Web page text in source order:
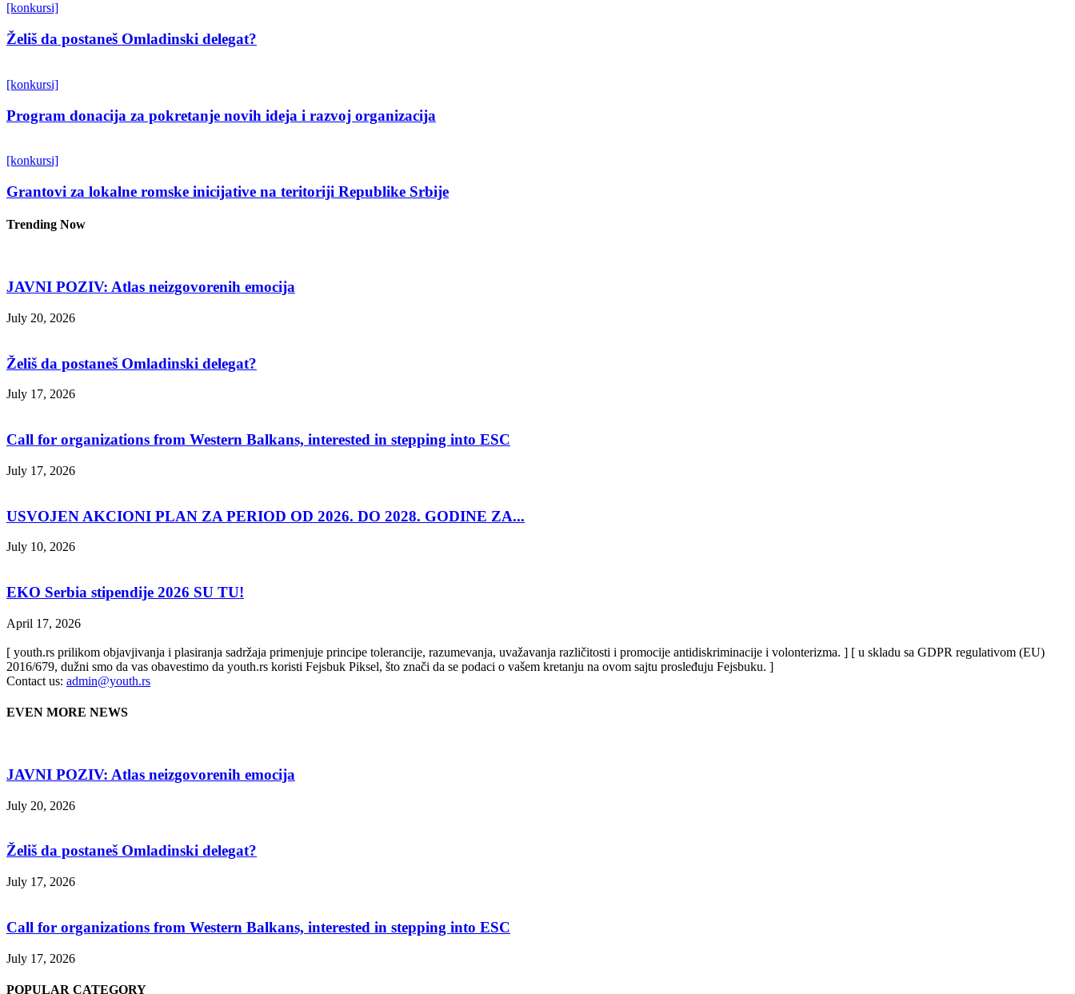
[konkursi]
Želiš da postaneš Omladinski delegat?
[konkursi]
Program donacija za pokretanje novih ideja i razvoj organizacija
[konkursi]
Grantovi za lokalne romske inicijative na teritoriji Republike Srbije
Trending Now
JAVNI POZIV: Atlas neizgovorenih emocija
July 20, 2026
Želiš da postaneš Omladinski delegat?
July 17, 2026
Call for organizations from Western Balkans, interested in stepping into ESC
July 17, 2026
USVOJEN AKCIONI PLAN ZA PERIOD OD 2026. DO 2028. GODINE ZA...
July 10, 2026
EKO Serbia stipendije 2026 SU TU!
April 17, 2026
[ youth.rs prilikom objavjivanja i plasiranja sadržaja primenjuje principe tolerancije, razumevanja, uvažavanja različitosti i promocije antidiskriminacije i volonterizma. ] [ u skladu sa GDPR regulativom (EU)
2016/679, dužni smo da vas obavestimo da youth.rs koristi Fejsbuk Piksel, što znači da se podaci o vašem kretanju na ovom sajtu prosleđuju Fejsbuku. ]
Contact us: admin@youth.rs
EVEN MORE NEWS
JAVNI POZIV: Atlas neizgovorenih emocija
July 20, 2026
Želiš da postaneš Omladinski delegat?
July 17, 2026
Call for organizations from Western Balkans, interested in stepping into ESC
July 17, 2026
POPULAR CATEGORY